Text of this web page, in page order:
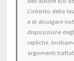
L'intento della
e di divulgare
disposizione
repliche.
argomenti